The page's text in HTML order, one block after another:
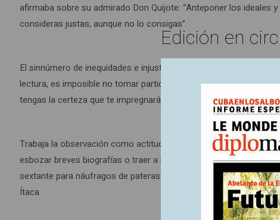
afirmaba sobre su admirado Don Quijote: “Anteponer los
consideras justas, aunque no lo consigas”.
El sinnúmero de inequidades e injusticias que nos expone el
lectura, es imposible no tomar partido por alguna de ellas hasta
tengas la certeza que te impregnará hasta sentir que te manchas.
Trabaja la observación como actitud desde la cual emitir juicios
esbozar breves biografías o traer a nuestras memorias,
sextante para náufragos de pateras y esquifes que intuyen que
Ítaca.
Edición en